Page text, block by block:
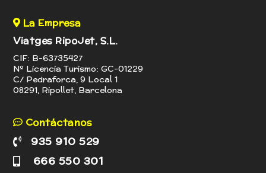
La Empresa
Viatges RipoJet, S.L.
CIF: B-63735427
Nº Licencia Turismo: GC-01229
C/ Pedraforca, 9 Local 1
08291, Ripollet, Barcelona
Contáctanos
935 910 529
666 550 301